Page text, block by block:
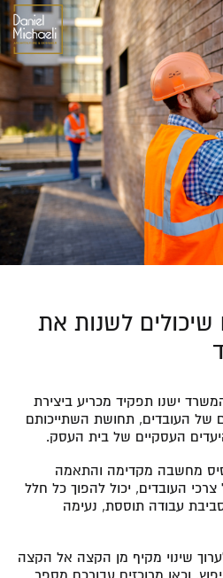
שיכולים לשנות את
ישנו תפקיד מכריע ביצירת
של העובדים, תחושת השתייכותם
העסקיים של בית העסק.
מחשבה מקדימה והתאמה
העובדים, יכול להפוך כל חלל
עבודה תוססת, נעימה
שינוי מקיף מן הקצה אל הקצה